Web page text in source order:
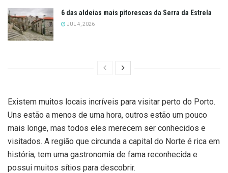
6 das aldeias mais pitorescas da Serra da Estrela
JUL 4, 2026
Existem muitos locais incríveis para visitar perto do Porto.
Uns estão a menos de uma hora, outros estão um pouco
mais longe, mas todos eles merecem ser conhecidos e
visitados. A região que circunda a capital do Norte é rica em
história, tem uma gastronomia de fama reconhecida e
possui muitos sítios para descobrir.